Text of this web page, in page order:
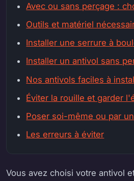
Avec ou sans perçage :
Outils et matériel
Installer une serrure à
Installer un antivol sans
Nos antivols faciles à
Éviter la rouille et garder
Poser soi-même ou par
Les erreurs à éviter
Vous avez choisi votre antivol